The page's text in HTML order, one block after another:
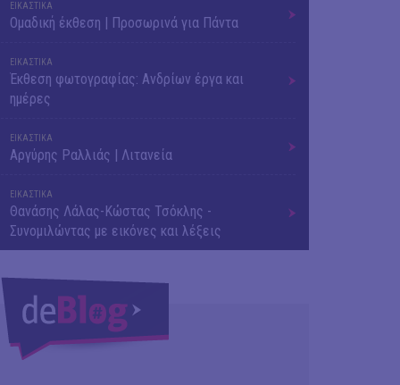
ΕΙΚΑΣΤΙΚΑ
Ομαδική έκθεση | Προσωρινά για Πάντα
ΕΙΚΑΣΤΙΚΑ
Έκθεση φωτογραφίας: Ανδρίων έργα και
ημέρες
ΕΙΚΑΣΤΙΚΑ
Αργύρης Ραλλιάς | Λιτανεία
ΕΙΚΑΣΤΙΚΑ
Θανάσης Λάλας-Κώστας Τσόκλης -
Συνομιλώντας με εικόνες και λέξεις